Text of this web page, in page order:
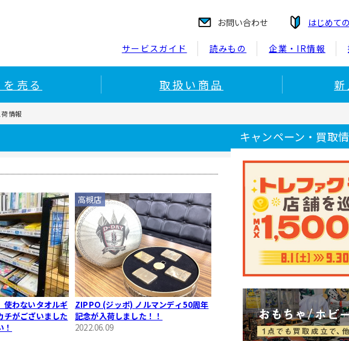
お問い合わせ はじめて
サービスガイド 読みもの 企業・IR情報
を売る 取扱い商品
情報
使わないタオルギ
チがございました
ZIPPO (ジッポ) ノルマンディ50周年
記念が入荷しました！！
2022.06.09
高槻店
キャンペーン・買取